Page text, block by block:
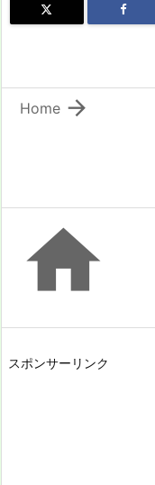

Home

スポンサーリンク